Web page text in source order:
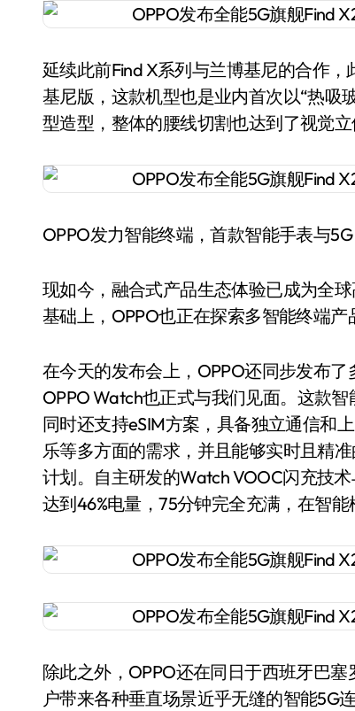
延续此前Find X系列与兰博基尼的合作，
基尼版，这款机型也是业内首次以“热吸
型造型，整体的腰线切割也达到了视觉立
OPPO发力智能终端，首款智能手表与
现如今，融合式产品生态体验已成为全
基础上，OPPO也正在探索多智能终端产
在今天的发布会上，OPPO还同步发布
OPPO Watch也正式与我们见面。这款
同时还支持eSIM方案，具备独立通信和
乐等多方面的需求，并且能够实时且精
计划。自主研发的Watch VOOC闪充技
达到46%电量，75分钟完全充满，在智
除此之外，OPPO还在同日于西班牙巴塞
户带来各种垂直场景近乎无缝的智能5G连